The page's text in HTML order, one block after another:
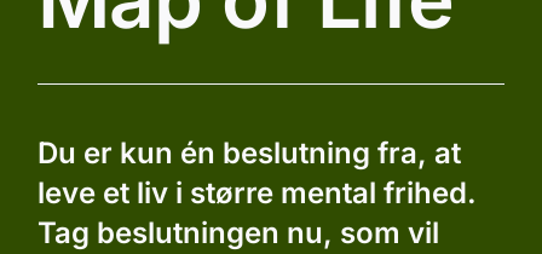
Du er kun én beslutning fra, at
leve et liv i større mental frihed.
Tag beslutningen nu, som vil